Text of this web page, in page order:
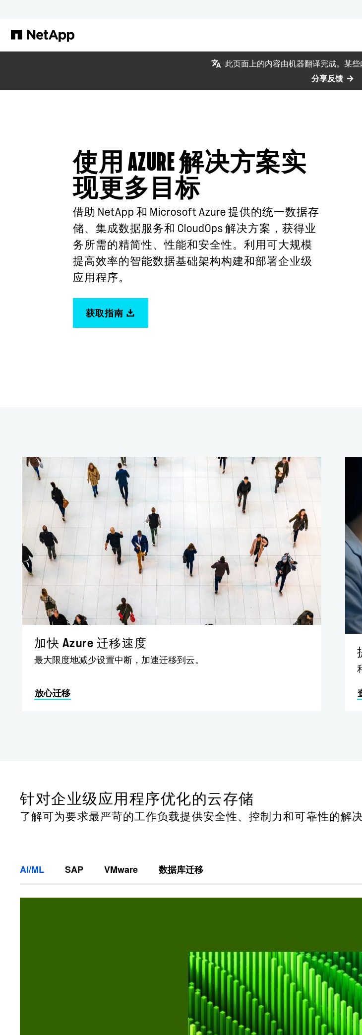
此页面上的内容由机器翻译完成。某些
分享反馈
使用 AZURE 解决方案实
现更多目标
借助 NetApp 和 Microsoft Azure 提供的统一数据存
储、集成数据服务和 CloudOps 解决方案，获得业
务所需的精简性、性能和安全性。利用可大规模
提高效率的智能数据基础架构构建和部署企业级
应用程序。
获取指南
加快 Azure 迁移速度
最大限度地减少设置中断，加速迁移到云。
放心迁移
针对企业级应用程序优化的云存储
了解可为要求最严苛的工作负载提供安全性、控制力和可靠性的解决
AI/ML SAP VMware 数据库迁移